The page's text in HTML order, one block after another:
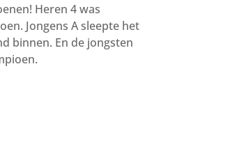
Heren 4 was
Jongens A sleepte het
binnen. En de jongsten